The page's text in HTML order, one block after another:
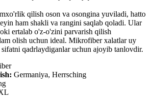
qilish oson va osongina yuviladi, hatto
ham shakli va rangini saqlab qoladi. Ular
ertalab o'z-o'zini parvarish qilish
olish uchun ideal. Mikrofiber xalatlar uy
qadrlaydiganlar uchun ajoyib tanlovdir.
Germaniya, Herrsching